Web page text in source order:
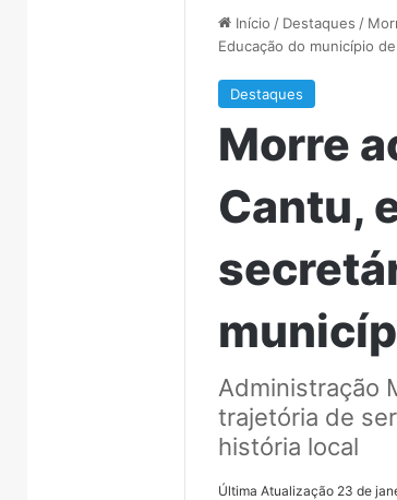
Início / Destaques /
Educação do município
Destaques
Morre
Cantu,
Administração
trajetória de
história local
Última Atualização 23 de